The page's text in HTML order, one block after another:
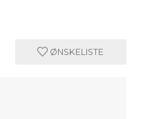
ØNSKELISTE